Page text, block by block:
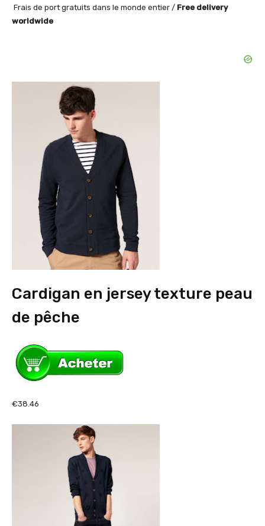
Frais de port gratuits dans le monde entier / Free delivery
worldwide
Cardigan en jersey texture peau
de pêche
€38.46